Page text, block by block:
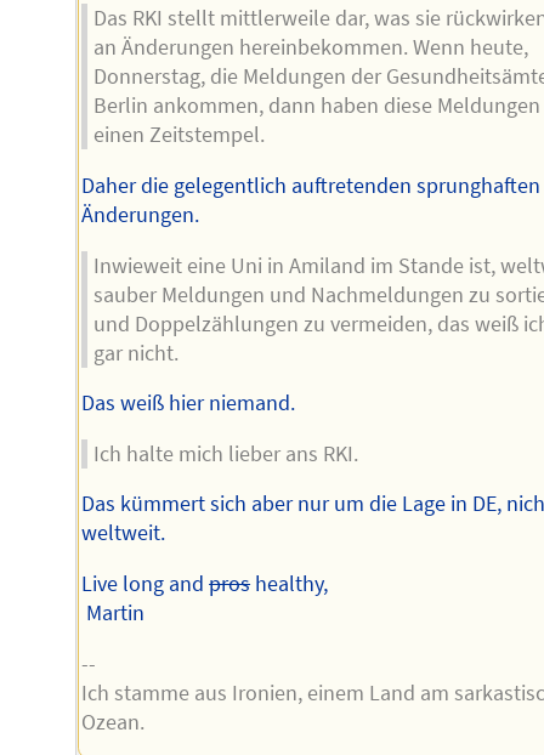
Das RKI stellt mittlerweile dar, was sie
an Änderungen hereinbekommen. Wenn heute,
Donnerstag, die Meldungen der
Berlin ankommen, dann haben diese
einen Zeitstempel.
Daher die gelegentlich auftretenden sprunghaften
Änderungen.
Inwieweit eine Uni in Amiland im Stande ist,
sauber Meldungen und Nachmeldungen zu
und Doppelzählungen zu vermeiden, das weiß
gar nicht.
Das weiß hier niemand.
Ich halte mich lieber ans RKI.
Das kümmert sich aber nur um die Lage in DE,
weltweit.
Live long andpros healthy,
Martin
--
Ich stamme aus Ironien, einem Land am
Ozean.